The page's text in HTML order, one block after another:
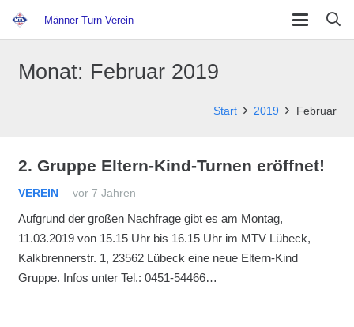
Männer-Turn-Verein
Monat: Februar 2019
Start 2019 Februar
2. Gruppe Eltern-Kind-Turnen eröffnet!
VEREIN vor 7 Jahren
Aufgrund der großen Nachfrage gibt es am Montag,
11.03.2019 von 15.15 Uhr bis 16.15 Uhr im MTV Lübeck,
Kalkbrennerstr. 1, 23562 Lübeck eine neue Eltern-Kind
Gruppe. Infos unter Tel.: 0451-54466…